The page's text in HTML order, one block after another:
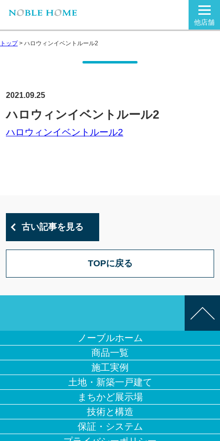
他店舗
トップ> ハロウィンイベントルール2
2021.09.25
ハロウィンイベントルール2
ハロウィンイベントルール2
古い記事を見る
TOPに戻る
ノーブルホーム
商品一覧
施工実例
土地・新築一戸建て
まちかど展示場
技術と構造
保証・システム